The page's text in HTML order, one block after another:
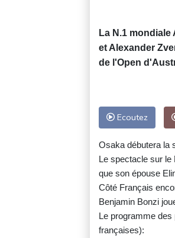
La N.1
et Alexander
de l'Open
Ecoutez
Osaka débutera la
Le spectacle sur le
que son épouse
Côté Français
Benjamin Bonzi
Le programme
françaises):